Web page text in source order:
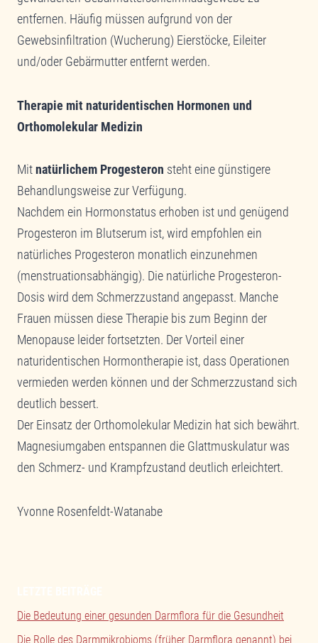
entfernen. Häufig müssen aufgrund von der
Gewebsinfiltration (Wucherung) Eierstöcke, Eileiter
und/oder Gebärmutter entfernt werden.
Therapie mit naturidentischen Hormonen und
Orthomolekular Medizin
Mitnatürlichem Progesteron steht eine günstigere
Behandlungsweise zur Verfügung.
Nachdem ein Hormonstatus erhoben ist und genügend
Progesteron im Blutserum ist, wird empfohlen ein
natürliches Progesteron monatlich einzunehmen
(menstruationsabhängig). Die natürliche Progesteron-
Dosis wird dem Schmerzzustand angepasst. Manche
Frauen müssen diese Therapie bis zum Beginn der
Menopause leider fortsetzten. Der Vorteil einer
naturidentischen Hormontherapie ist, dass Operationen
vermieden werden können und der Schmerzzustand sich
deutlich bessert.
Der Einsatz der Orthomolekular Medizin hat sich bewährt.
Magnesiumgaben entspannen die Glattmuskulatur was
den Schmerz- und Krampfzustand deutlich erleichtert.
Yvonne Rosenfeldt-Watanabe
Die Bedeutung einer gesunden Darmflora für die Gesundheit
Die Rolle des Darmmikrobioms (früher Darmflora genannt) bei